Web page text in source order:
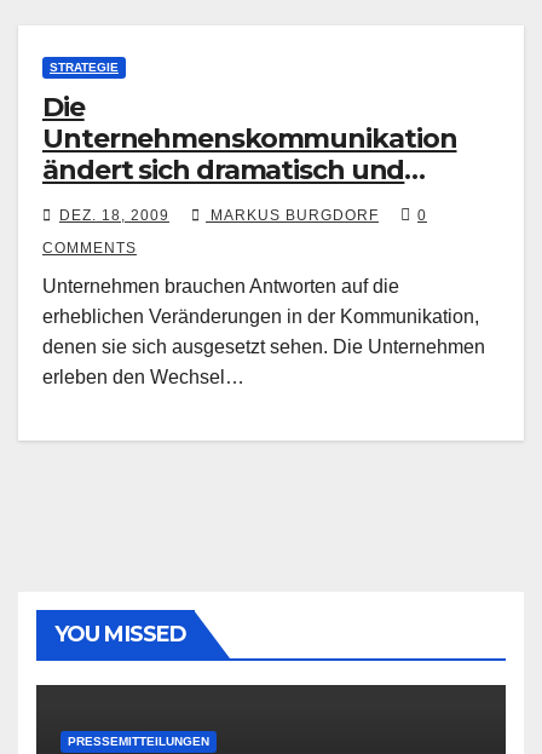
STRATEGIE
Die
Unternehmenskommunikation
ändert sich dramatisch und
Unternehmen brauchen
Antworten
DEZ. 18, 2009 MARKUS BURGDORF
0
COMMENTS
Unternehmen brauchen Antworten auf die
erheblichen Veränderungen in der Kommunikation,
denen sie sich ausgesetzt sehen. Die Unternehmen
erleben den Wechsel…
YOU MISSED
PRESSEMITTEILUNGEN